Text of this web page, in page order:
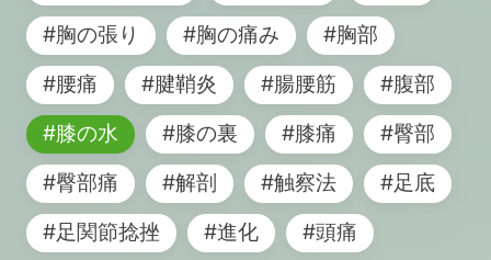
#胸の張り
#胸の痛み
#胸部
#腰痛
#腱鞘炎 #腸腰筋
#腹部
#膝の水
#膝の裏 #膝痛
#臀部
#臀部痛
#解剖 #触察法
#足底
#足関節捻挫
#進化
#頭痛